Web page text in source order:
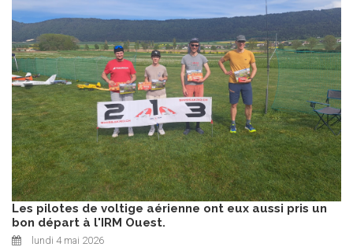
Les pilotes de voltige aérienne ont eux aussi pris un
bon départ à l'IRM Ouest.
lundi 4 mai 2026